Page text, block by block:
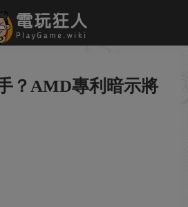
？AMD專利暗示將